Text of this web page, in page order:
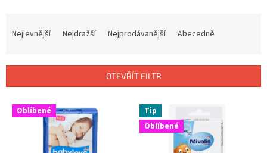
í
Nejlevnější Nejdražší Nejprodávanější Abecedně
OTEVŘÍT FILTR
V Oblíbené
Tip
Oblíbené